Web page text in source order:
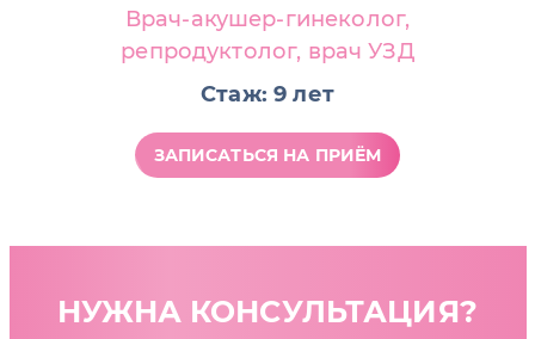
Врач-акушер-гинеколог,
репродуктолог, врач УЗД
Стаж: 9 лет
ЗАПИСАТЬСЯ НА ПРИЁМ
НУЖНА КОНСУЛЬТАЦИЯ?